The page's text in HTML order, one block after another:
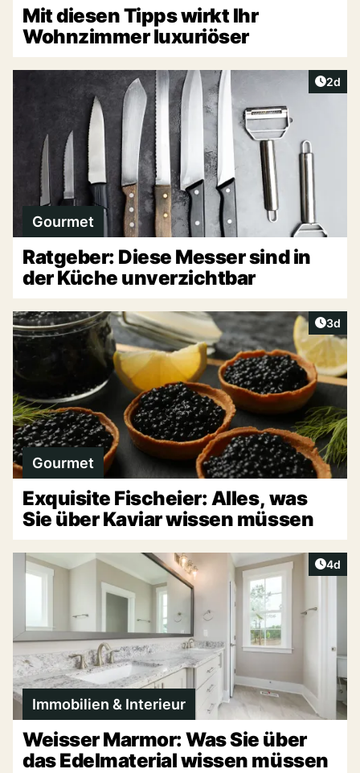
Mit diesen Tipps wirkt Ihr
Wohnzimmer luxuriöser
2d
Gourmet
Ratgeber: Diese Messer sind in
der Küche unverzichtbar
3d
Gourmet
Exquisite Fischeier: Alles, was
Sie über Kaviar wissen müssen
4d
Immobilien & Interieur
Weisser Marmor: Was Sie über
das Edelmaterial wissen müssen